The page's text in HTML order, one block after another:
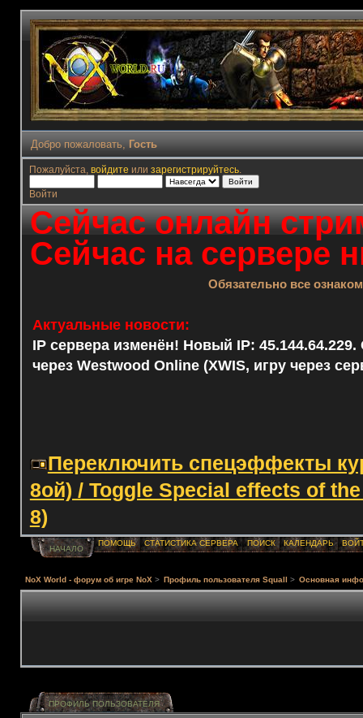
Добро пожаловать, Гость
Пожалуйста, войдите или зарегистрируйтесь.
Войти
Сейчас онлайн
Сейчас на сервере
Обязательно все
Актуальные новости:
IP сервера изменён! Новый IP: 45.144.64.229.
через Westwood Online (XWIS, игру через
Переключить спецэффекты
8ой) / Toggle Special effects of
8)
НАЧАЛО
ПОМОЩЬ СТАТИСТИКА СЕРВЕРА ПОИСК КАЛЕНДАРЬ
NoX World - форум об игре NoX > Профиль пользователя Squall > Основная
ПРОФИЛЬ ПОЛЬЗОВАТЕЛЯ